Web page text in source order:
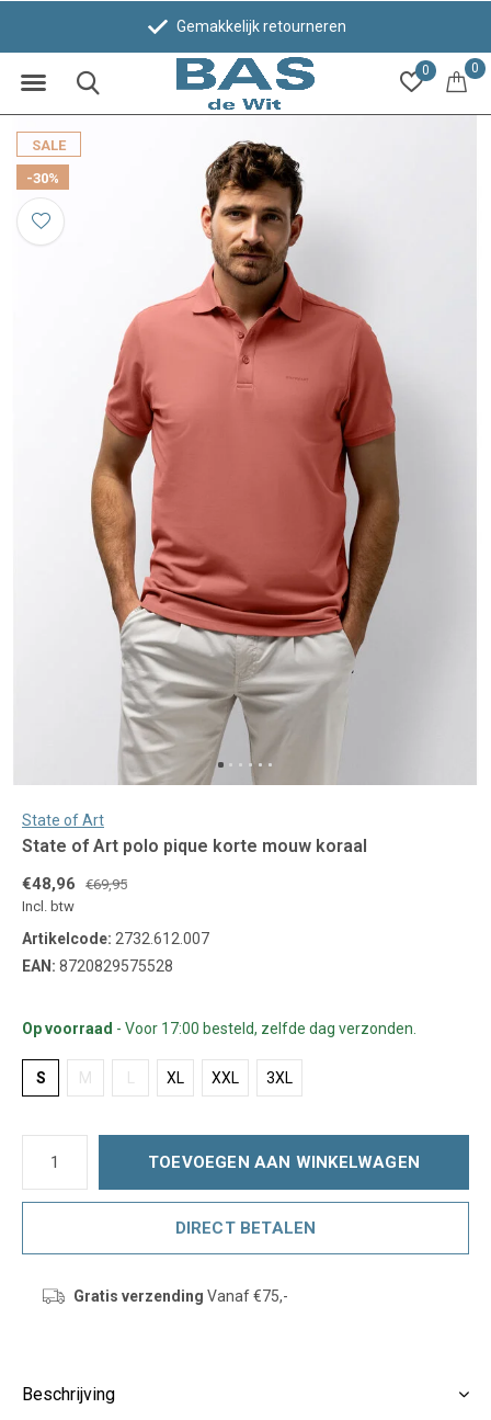
0 0
Gemakkelijk retourneren
SALE
-30%
State of Art
State of Art polo pique korte mouw koraal
€48,96
€69,95
Incl. btw
Artikelcode: 2732.612.007
EAN: 8720829575528
Op voorraad - Voor 17:00 besteld, zelfde dag verzonden.
S M XL XXL 3XL
TOEVOEGEN AAN WINKELWAGEN
DIRECT BETALEN
Gratis verzending Vanaf €75,-
Beschrijving